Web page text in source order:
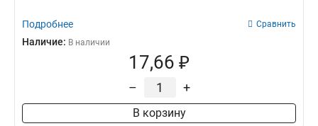
Подробнее Сравнить
Наличие: В наличии
17,66 ₽
– +
В корзину